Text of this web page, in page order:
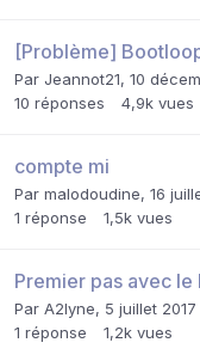
[Problème]
Par Jeannot21, 10
10 réponses 4,9k vues
compte mi
Par malodoudine, 16
1 réponse 1,5k vues
Premier pas avec le
Par A2lyne, 5 juillet 2017
1 réponse 1,2k vues